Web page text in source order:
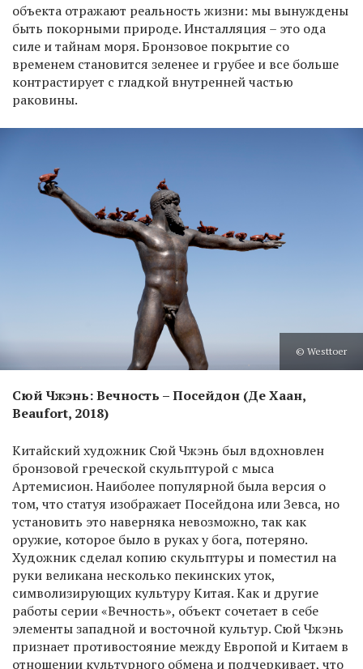
объекта отражают реальность жизни: мы вынуждены
быть покорными природе. Инсталляция – это ода
силе и тайнам моря. Бронзовое покрытие со
временем становится зеленее и грубее и все больше
контрастирует с гладкой внутренней частью
раковины.
© Westtoer
Сюй Чжэнь: Вечность – Посейдон (Де Хаан,
Beaufort, 2018)
Китайский художник Сюй Чжэнь был вдохновлен
бронзовой греческой скульптурой с мыса
Артемисион. Наиболее популярной была версия о
том, что статуя изображает Посейдона или Зевса, но
установить это наверняка невозможно, так как
оружие, которое было в руках у бога, потеряно.
Художник сделал копию скульптуры и поместил на
руки великана несколько пекинских уток,
символизирующих культуру Китая. Как и другие
работы серии «Вечность», объект сочетает в себе
элементы западной и восточной культур. Сюй Чжэнь
признает противостояние между Европой и Китаем в
отношении культурного обмена и подчеркивает, что